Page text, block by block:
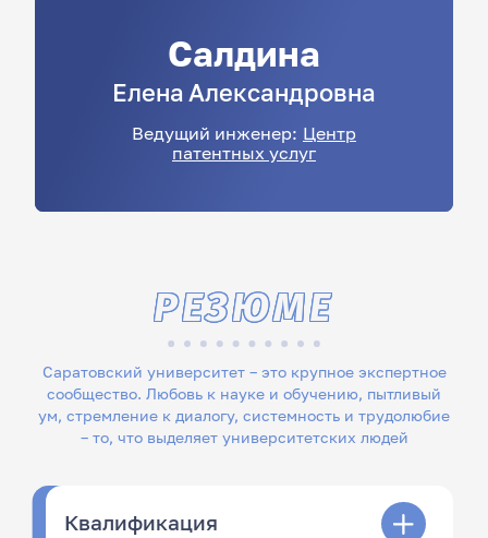
Салдина
Елена Александровна
Ведущий инженер: Центр
патентных услуг
Саратовский университет – это крупное экспертное
сообщество. Любовь к науке и обучению, пытливый
ум, стремление к диалогу, системность и трудолюбие
– то, что выделяет университетских людей
РЕЗЮМЕ
Квалификация